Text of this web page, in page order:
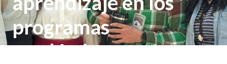
programas
académicos